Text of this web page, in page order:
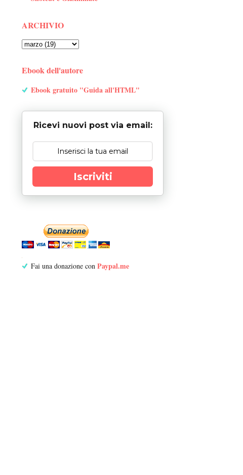
ARCHIVIO
Ebook dell'autore
Ebook gratuito "Guida all'HTML"
Ricevi nuovi post via email:
Iscriviti
Fai una donazione con Paypal.me